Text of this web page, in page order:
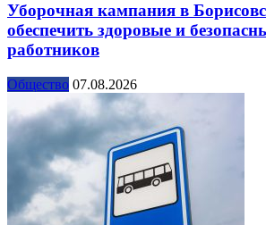
Уборочная кампания в
обеспечить здоровые и
работников
Общество 07.08.2026